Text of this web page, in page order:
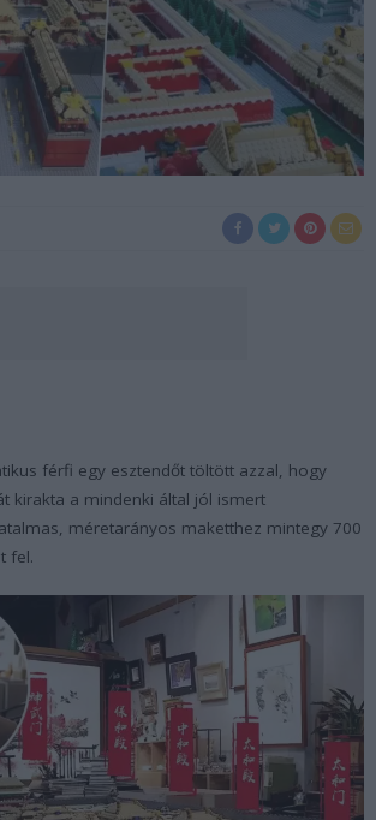
férfi egy esztendőt töltött azzal, hogy
kirakta a mindenki által jól ismert
méretarányos maketthez mintegy 700
fel.